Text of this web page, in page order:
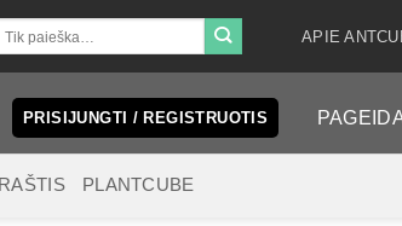
APIE
PRISIJUNGTI / REGISTRUOTIS
PLANTCUBE